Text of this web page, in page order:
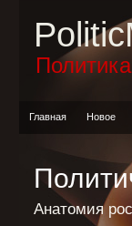
Главная Новое
Анатомия